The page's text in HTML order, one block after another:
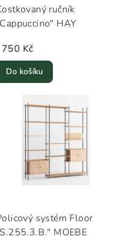
ručník
HAY
750 Kč
Do košíku
systém Floor
MOEBE